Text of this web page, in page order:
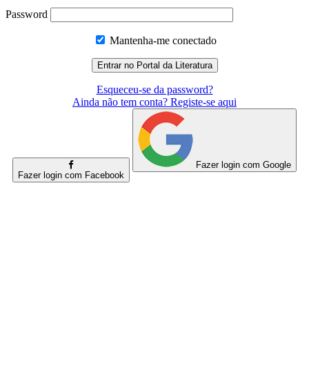
Password
Mantenha-me conectado
Esqueceu-se da password?
Ainda não tem conta? Registe-se aqui
Fazer login com Facebook
Fazer login com Google